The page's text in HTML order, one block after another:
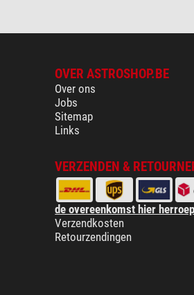
OVER ASTROSHOP.BE
Over ons
Jobs
Sitemap
Links
VERZENDEN &
de overeenkomst hier
Verzendkosten
Retourzendingen